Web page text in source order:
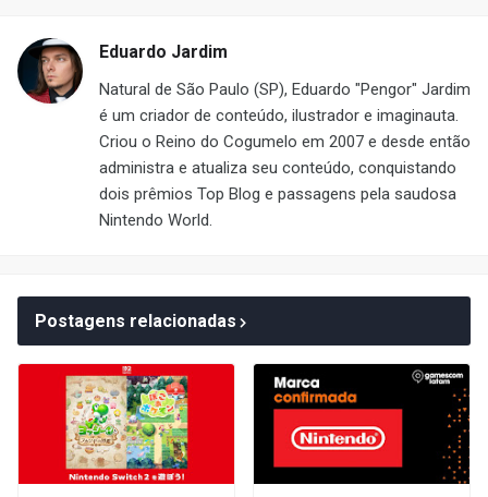
Eduardo Jardim
Natural de São Paulo (SP), Eduardo "Pengor" Jardim
é um criador de conteúdo, ilustrador e imaginauta.
Criou o Reino do Cogumelo em 2007 e desde então
administra e atualiza seu conteúdo, conquistando
dois prêmios Top Blog e passagens pela saudosa
Nintendo World.
Postagens relacionadas